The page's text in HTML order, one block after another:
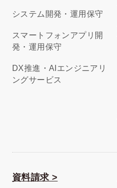
システム開発・運用保守
スマートフォンアプリ開
発・運用保守
DX推進・AIエンジニアリ
ングサービス
資料請求 >